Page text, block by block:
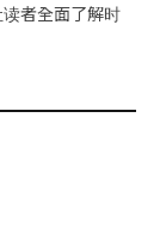
者全面了解时